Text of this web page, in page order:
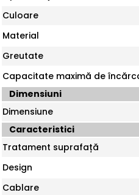
110
Culoare
Material
Greutate
Capacitate maximă de
Dimensiuni
Dimensiune
Caracteristici
Tratament suprafață
Design
Cablare